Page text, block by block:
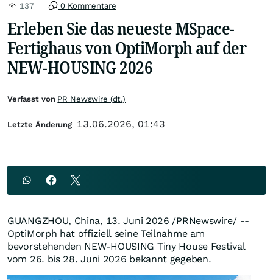
137 0 Kommentare
Erleben Sie das neueste MSpace-
Fertighaus von OptiMorph auf der
NEW-HOUSING 2026
GUANGZHOU, China, 13. Juni 2026 /PRNewswire/ --
OptiMorph hat offiziell seine Teilnahme am
bevorstehenden NEW-HOUSING Tiny House Festival
vom 26. bis 28. Juni 2026 bekannt gegeben.
Verfasst von PR Newswire (dt.)
Letzte Änderung 13.06.2026, 01:43